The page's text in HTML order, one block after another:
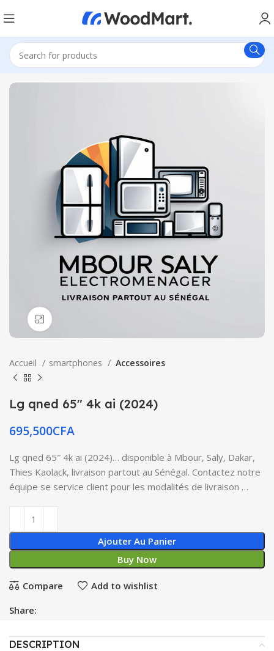
Accueil smartphones Accessoires
Lg qned 65″ 4k ai (2024)
695,500CFA
Lg qned 65″ 4k ai (2024)… disponible à Mbour, Saly, Dakar,
Thies Kaolack, livraison partout au Sénégal. Contactez notre
équipe se service client pour les modalités de livraison …
Ajouter Au Panier
Buy Now
Compare Add to wishlist
Share:
DESCRIPTION